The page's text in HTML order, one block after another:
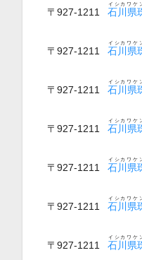
〒927-1211 石川県
イシカワケ
〒927-1211 石川県
イシカワケ
〒927-1211 石川県
イシカワケ
〒927-1211 石川県
イシカワケ
〒927-1211 石川県
イシカワケ
〒927-1211 石川県
イシカワケ
〒927-1211 石川県
イシカワケ